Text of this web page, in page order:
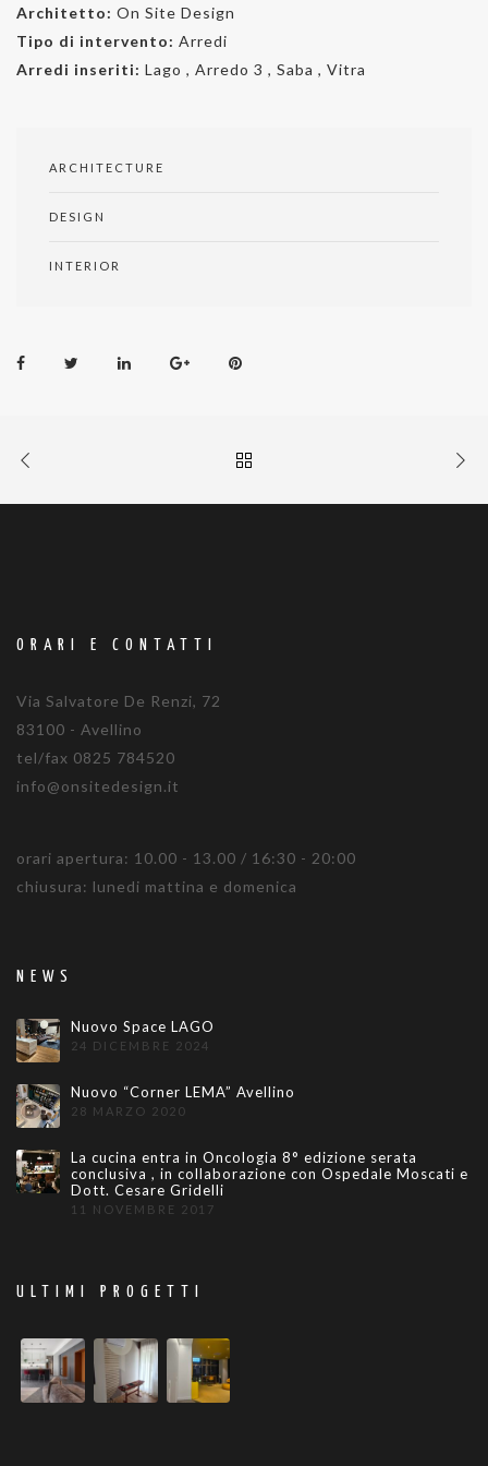
Architetto: On Site Design
Tipo di intervento: Arredi
Arredi inseriti: Lago , Arredo 3 , Saba , Vitra
ARCHITECTURE
DESIGN
INTERIOR
ORARI E CONTATTI
Via Salvatore De Renzi, 72
83100 - Avellino
tel/fax 0825 784520
info@onsitedesign.it
orari apertura: 10.00 - 13.00 / 16:30 - 20:00
chiusura: lunedi mattina e domenica
NEWS
Nuovo Space LAGO
24 DICEMBRE 2024
Nuovo “Corner LEMA” Avellino
28 MARZO 2020
La cucina entra in Oncologia 8° edizione serata
conclusiva , in collaborazione con Ospedale Moscati e
Dott. Cesare Gridelli
11 NOVEMBRE 2017
ULTIMI PROGETTI